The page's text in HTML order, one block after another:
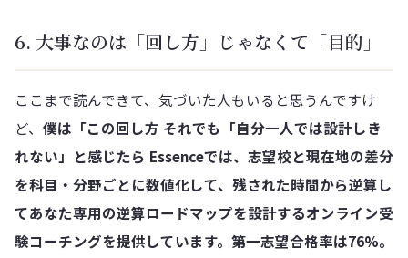
6. 大事なのは「回し方」じゃなくて「目的」
ここまで読んできて、気づいた人もいると思うんですけ
ど、 僕は「この回し方 それでも「自分一人では設計しき
れない」と感じたら Essenceでは、志望校と現在地の差分
を科目・分野ごとに数値化して、残された時間から逆算し
てあなた専用の逆算ロードマップを設計するオンライン受
験コーチングを提供しています。第一志望合格率は76%。